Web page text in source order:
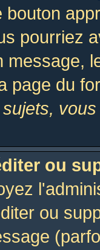
bouton
pourriez
message,
page du
ou
ou